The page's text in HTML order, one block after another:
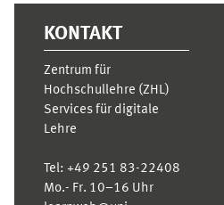
KONTAKT
Zentrum für
Hochschullehre (ZHL)
Services für digitale
Lehre
Tel: +49 251 83-22408
Mo.- Fr. 10–16 Uhr